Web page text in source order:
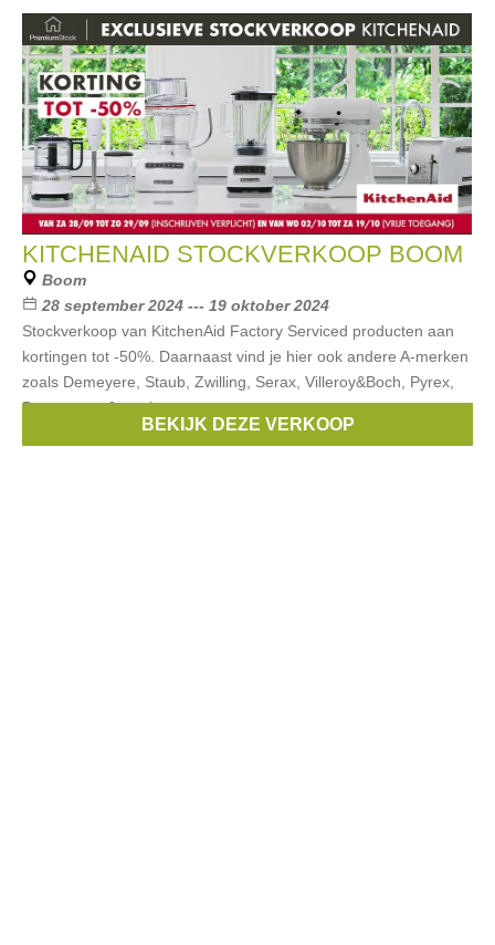
KITCHENAID STOCKVERKOOP BOOM
Boom
28 september 2024 --- 19 oktober 2024
Stockverkoop van KitchenAid Factory Serviced producten aan
kortingen tot -50%. Daarnaast vind je hier ook andere A-merken
zoals Demeyere, Staub, Zwilling, Serax, Villeroy&Boch, Pyrex,
Peugeot en Joseph
KitchenAid
BEKIJK DEZE VERKOOP